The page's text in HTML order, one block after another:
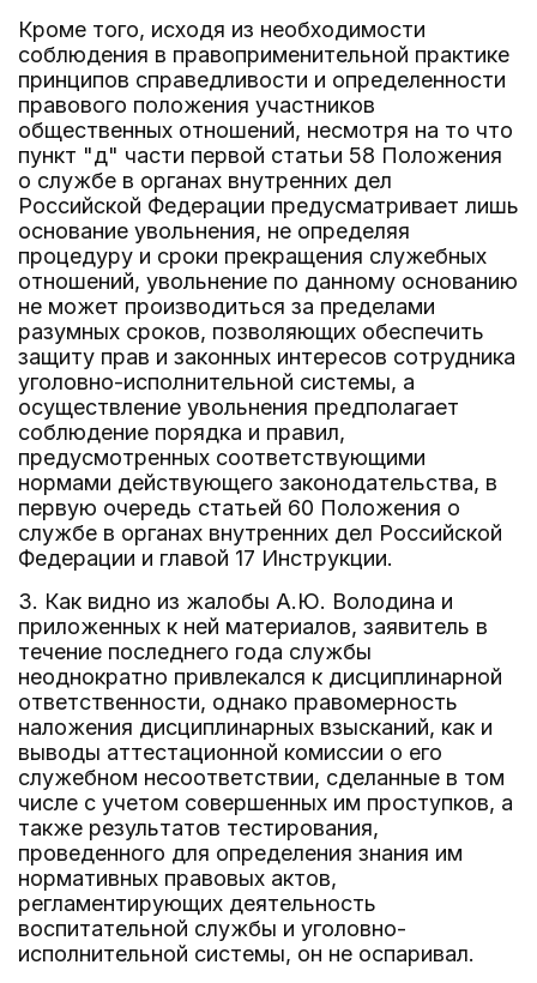
Кроме того, исходя из необходимости
соблюдения в правоприменительной практике
принципов справедливости и определенности
правового положения участников
общественных отношений, несмотря на то что
пункт "д" части первой статьи 58 Положения
о службе в органах внутренних дел
Российской Федерации предусматривает лишь
основание увольнения, не определяя
процедуру и сроки прекращения служебных
отношений, увольнение по данному основанию
не может производиться за пределами
разумных сроков, позволяющих обеспечить
защиту прав и законных интересов сотрудника
уголовно-исполнительной системы, а
осуществление увольнения предполагает
соблюдение порядка и правил,
предусмотренных соответствующими
нормами действующего законодательства, в
первую очередь статьей 60 Положения о
службе в органах внутренних дел Российской
Федерации и главой 17 Инструкции.
3. Как видно из жалобы А.Ю. Володина и
приложенных к ней материалов, заявитель в
течение последнего года службы
неоднократно привлекался к дисциплинарной
ответственности, однако правомерность
наложения дисциплинарных взысканий, как и
выводы аттестационной комиссии о его
служебном несоответствии, сделанные в том
числе с учетом совершенных им проступков, а
также результатов тестирования,
проведенного для определения знания им
нормативных правовых актов,
регламентирующих деятельность
воспитательной службы и уголовно-
исполнительной системы, он не оспаривал.